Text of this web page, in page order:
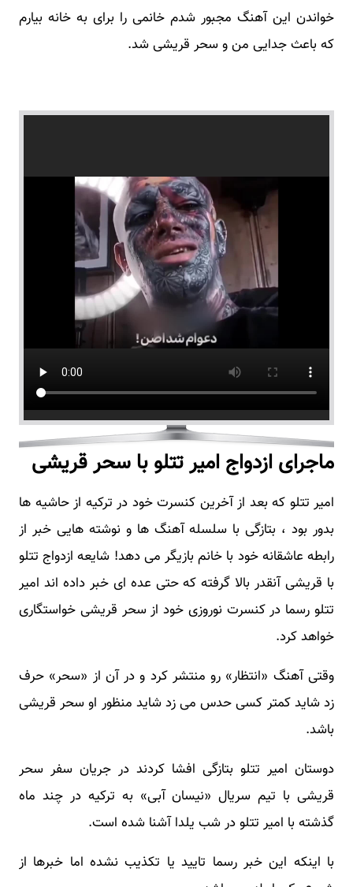
خواندن این آهنگ مجبور شدم خانمی را برای به خانه بیارم
که باعث جدایی من و سحر قریشی شد.
ماجرای ازدواج امیر تتلو با سحر قریشی
امیر تتلو که بعد از آخرین کنسرت خود در ترکیه از حاشیه ها
بدور بود ، بتازگی با سلسله آهنگ ها و نوشته هایی خبر از
رابطه عاشقانه خود با خانم بازیگر می دهد! شایعه ازدواج تتلو
با قریشی آنقدر بالا گرفته که حتی عده ای خبر داده اند امیر
تتلو رسما در کنسرت نوروزی خود از سحر قریشی خواستگاری
خواهد کرد.
وقتی آهنگ «انتظار» رو منتشر کرد و در آن از «سحر» حرف
زد شاید کمتر کسی حدس می زد شاید منظور او سحر قریشی
باشد.
دوستان امیر تتلو بتازگی افشا کردند در جریان سفر سحر
قریشی با تیم سریال «نیسان آبی» به ترکیه در چند ماه
گذشته با امیر تتلو در شب یلدا آشنا شده است.
با اینکه این خبر رسما تایید یا تکذیب نشده اما خبرها از